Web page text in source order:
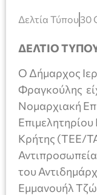
Δελτία Τύπου 30
ΔΕΛΤΙΟ
Ο Δήμαρχος
Φραγκούλης
Νομαρχιακή
Κρήτης (ΤΕΕ/
του
Εμμανουήλ